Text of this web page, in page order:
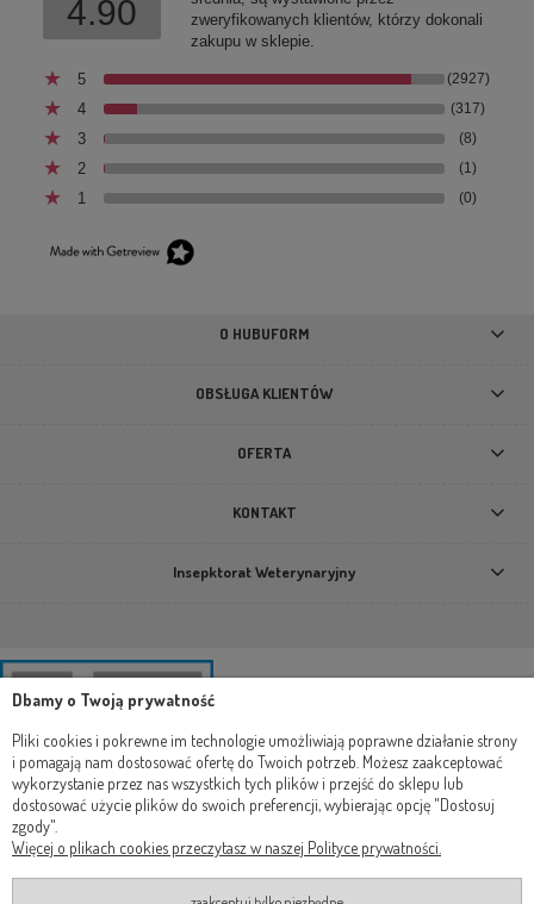
4.90
zweryfikowanych klientów, którzy dokonali
zakupu w sklepie.
5 (2927)
4 (317)
3 (8)
2 (1)
1 (0)
O HUBUFORM
OBSŁUGA KLIENTÓW
OFERTA
KONTAKT
Insepktorat Weterynaryjny
Dbamy o Twoją prywatność
Pliki cookies i pokrewne im technologie umożliwiają poprawne działanie strony
i pomagają nam dostosować ofertę do Twoich potrzeb. Możesz zaakceptować
wykorzystanie przez nas wszystkich tych plików i przejść do sklepu lub
dostosować użycie plików do swoich preferencji, wybierając opcję "Dostosuj
zgody".
Więcej o plikach cookies przeczytasz w naszej Polityce prywatności.